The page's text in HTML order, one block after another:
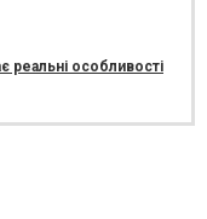
реальні особливості